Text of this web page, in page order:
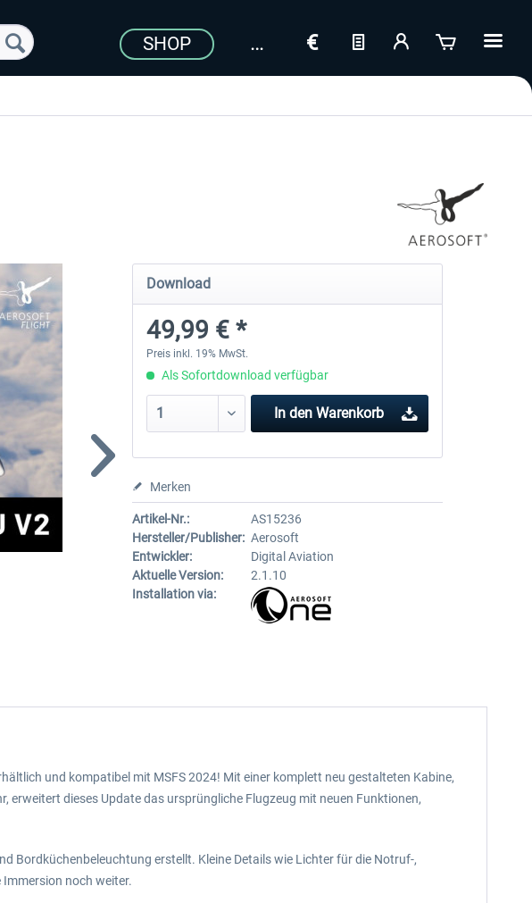
SHOP
Download
49,99 € *
Preis inkl. 19% MwSt.
Als Sofortdownload verfügbar
In den Warenkorb
Merken
Artikel-Nr.:
AS15236
Hersteller/Publisher: Aerosoft
Entwickler:
Digital Aviation
Aktuelle Version:
2.1.10
Installation via:
und kompatibel mit MSFS 2024! Mit einer komplett neu gestalteten Kabine,
dieses Update das ursprüngliche Flugzeug mit neuen Funktionen,
Bordküchenbeleuchtung erstellt. Kleine Details wie Lichter für die Notruf-,
noch weiter.